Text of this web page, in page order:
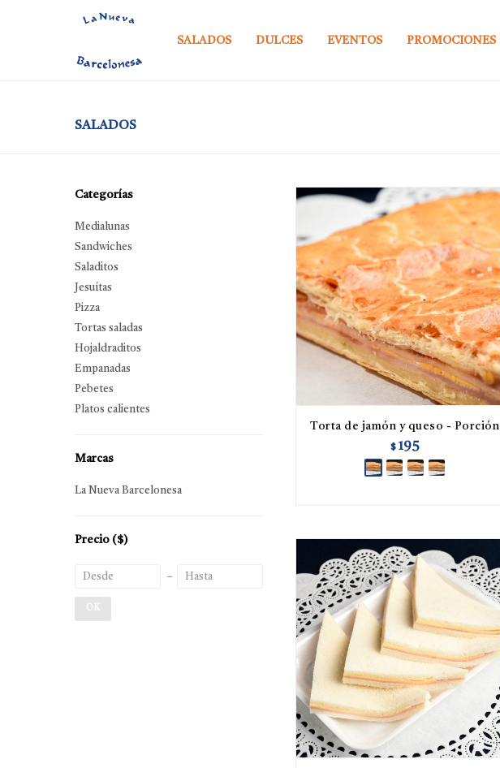
SALADOS DULCES EVENTOS PROMOCIONES
SALADOS
Torta de jamón y queso - Porción
$ 195
Categorías
Medialunas
Sandwiches
Saladitos
Jesuítas
Pizza
Tortas saladas
Hojaldraditos
Empanadas
Pebetes
Platos calientes
Marcas
La Nueva Barcelonesa
Precio ($)
OK